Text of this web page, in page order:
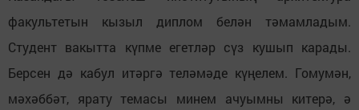
факультетын кызыл диплом белән тәмамладым.
Студент вакытта күпме егетләр сүз кушып карады.
Берсен дә кабул итәргә теләмәде күңелем. Гомумән,
мәхәббәт, ярату темасы минем ачуымны китерә, ә